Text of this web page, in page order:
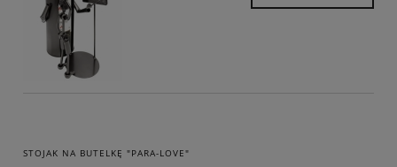
STOJAK NA BUTELKĘ "PARA-LOVE"